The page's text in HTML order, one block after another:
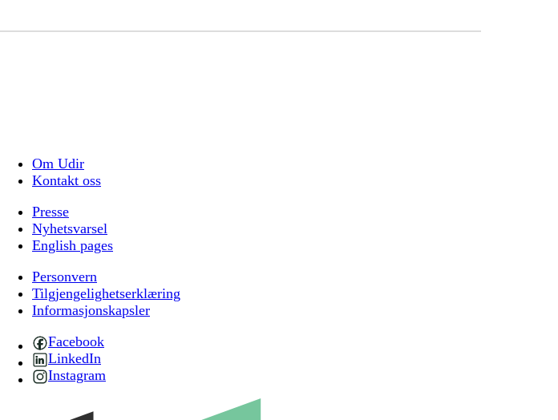
Om Udir
Kontakt oss
Presse
Nyhetsvarsel
English pages
Personvern
Tilgjengelighetserklæring
Informasjonskapsler
Facebook
LinkedIn
Instagram